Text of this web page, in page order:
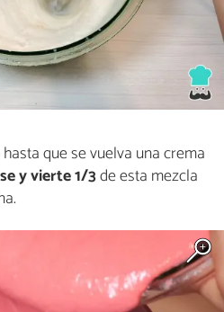
que se vuelva una crema
yvierte 1/3de esta mezcla